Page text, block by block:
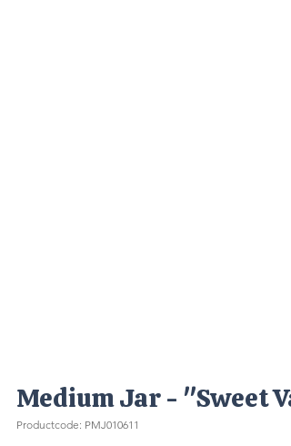
Medium Jar - "Sweet
Productcode: PMJ010611